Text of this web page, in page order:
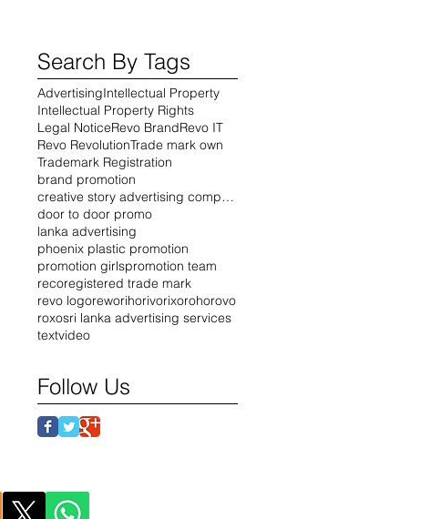
Search By Tags
AdvertisingIntellectual Property
Intellectual Property Rights
Legal NoticeRevo BrandRevo IT
Revo RevolutionTrade mark own
Trademark Registration
brand promotion
creative story advertising company
door to door promo
lanka advertising
phoenix plastic promotion
promotion girlspromotion team
recoregistered trade mark
revo logoreworihorivorixorohorovo
roxosri lanka advertising services
textvideo
Follow Us